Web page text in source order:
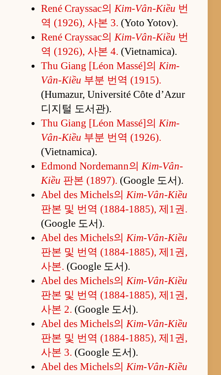
René Crayssac의Kim-Vân-Kiều 번
역 (1926), 사본 3. (Yoto Yotov).
René Crayssac의Kim-Vân-Kiều 번
역 (1926), 사본 4. (Vietnamica).
Thu Giang [Léon Massé]의Kim-
Vân-Kiều 부분 번역 (1915).
(Humazur, Université Côte d’Azur
디지털 도서관).
Thu Giang [Léon Massé]의Kim-
Vân-Kiều 부분 번역 (1926).
(Vietnamica).
Edmond Nordemann의Kim-Vân-
Kiều 판본 (1897). (Google 도서).
Abel des Michels의Kim-Vân-Kiều
판본 및 번역 (1884-1885), 제1권.
(Google 도서).
Abel des Michels의Kim-Vân-Kiều
판본 및 번역 (1884-1885), 제1권,
사본. (Google 도서).
Abel des Michels의Kim-Vân-Kiều
판본 및 번역 (1884-1885), 제1권,
사본 2. (Google 도서).
Abel des Michels의Kim-Vân-Kiều
판본 및 번역 (1884-1885), 제1권,
사본 3. (Google 도서).
Abel des Michels의Kim-Vân-Kiều